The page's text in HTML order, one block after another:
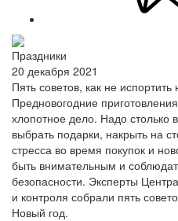
Праздники
20 декабря 2021
Пять советов, как не
Предновогодние
хлопотное дело. Надо столько
выбрать подарки, накрыть на
стресса во время покупок и
быть внимательным и
безопасности. Эксперты
и контроля собрали пять
Новый год.